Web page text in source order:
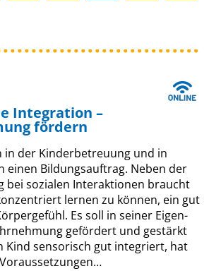
Integration –
fördern
in der Kinderbetreuung und in
einen Bildungsauftrag. Neben der
bei sozialen Interaktionen braucht
lernen zu können, ein gut
Es soll in seiner Eigen-
gefördert und gestärkt
Kind sensorisch gut integriert, hat